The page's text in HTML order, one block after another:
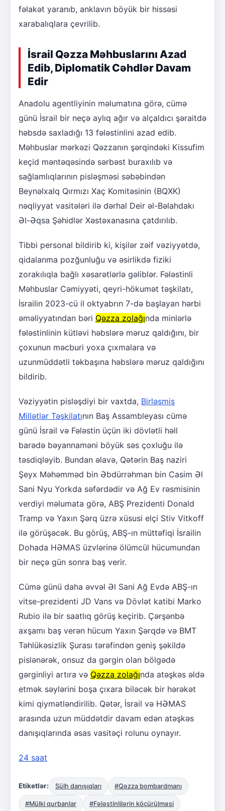
fəlakət yaranıb, anklavın böyük bir hissəsi
xarabalıqlara çevrilib.
İsrail Qəzza Məhbuslarını Azad
Edib, Diplomatik Cəhdlər Davam
Edir
Anadolu agentliyinin məlumatına görə, cümə
günü İsrail bir neçə aylıq ağır və alçaldıcı şəraitdə
həbsdə saxladığı 13 fələstinlini azad edib.
Məhbuslar mərkəzi Qəzzanın şərqindəki Kissufim
keçid məntəqəsində sərbəst buraxılıb və
sağlamlıqlarının pisləşməsi səbəbindən
Beynəlxalq Qırmızı Xaç Komitəsinin (BQXK)
nəqliyyat vasitələri ilə dərhal Deir əl-Bəlahdakı
Əl-Əqsa Şəhidlər Xəstəxanasına çatdırılıb.
Tibbi personal bildirib ki, kişilər zəif vəziyyətdə,
qidalanma pozğunluğu və əsirlikdə fiziki
zorakılıqla bağlı xəsarətlərlə gəliblər. Fələstinli
Məhbuslar Cəmiyyəti, qeyri-hökumət təşkilatı,
İsrailin 2023-cü il oktyabrın 7-də başlayan hərbi
əməliyyatından bəri Qəzza zolağında minlərlə
fələstinlinin kütləvi həbslərə məruz qaldığını, bir
çoxunun məcburi yoxa çıxmalara və
uzunmüddətli təkbaşına həbslərə məruz qaldığını
bildirib.
Vəziyyətin pisləşdiyi bir vaxtda, Birləşmiş
Millətlər Təşkilatının Baş Assambleyası cümə
günü İsrail və Fələstin üçün iki dövlətli həll
barədə bəyannaməni böyük səs çoxluğu ilə
təsdiqləyib. Bundan əlavə, Qətərin Baş naziri
Şeyx Məhəmməd bin Əbdürrəhman bin Casim Əl
Sani Nyu Yorkda səfərdədir və Ağ Ev rəsmisinin
verdiyi məlumata görə, ABŞ Prezidenti Donald
Tramp və Yaxın Şərq üzrə xüsusi elçi Stiv Vitkoff
ilə görüşəcək. Bu görüş, ABŞ-ın müttəfiqi İsrailin
Dohada HƏMAS üzvlərinə ölümcül hücumundan
bir neçə gün sonra baş verir.
Cümə günü daha əvvəl Əl Sani Ağ Evdə ABŞ-ın
vitse-prezidenti JD Vans və Dövlət katibi Marko
Rubio ilə bir saatlıq görüş keçirib. Çərşənbə
axşamı baş verən hücum Yaxın Şərqdə və BMT
Təhlükəsizlik Şurası tərəfindən geniş şəkildə
pislənərək, onsuz da gərgin olan bölgədə
gərginliyi artıra və Qəzza zolağında atəşkəs əldə
etmək səylərini boşa çıxara biləcək bir hərəkət
kimi qiymətləndirilib. Qətər, İsrail və HƏMAS
arasında uzun müddətdir davam edən atəşkəs
danışıqlarında əsas vasitəçi rolunu oynayır.
24 saat
Etiketlər: Sülh danışıqları #Qəzza bombardmanı
#Mülki qurbanlar #Fələstinlilərin köçürülməsi